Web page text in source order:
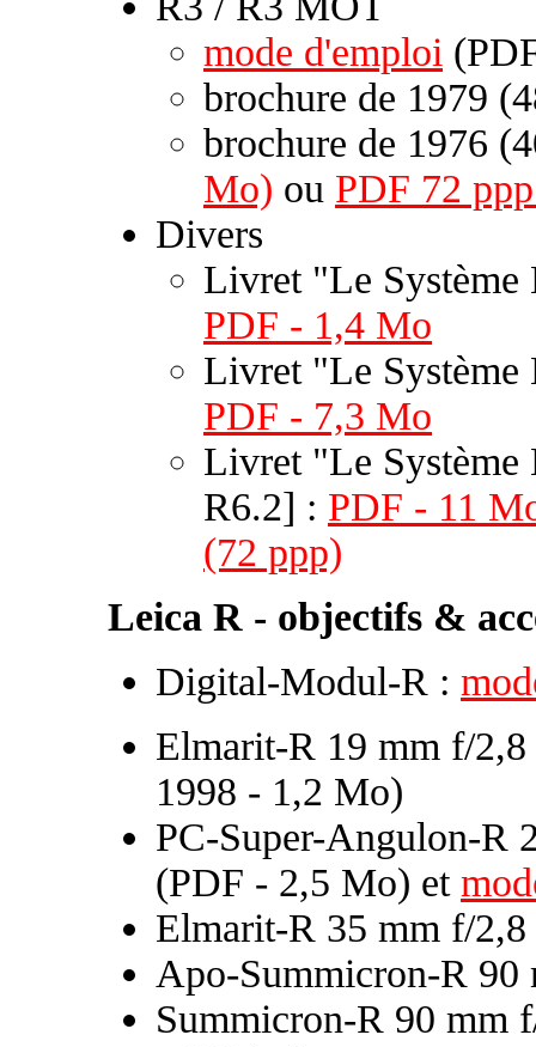
mode d'emploi
brochure de 1979
brochure de 1976
Mo) ou PDF 72
Divers
Livret "Le
PDF - 1,4 Mo
Livret "Le
PDF - 7,3 Mo
Livret "Le
R6.2] : PDF - 11
(72 ppp)
Leica R - objectifs &
Digital-Modul-R :
Elmarit-R 19 mm f/
1998 - 1,2 Mo)
PC-Super-Angulon-R
(PDF - 2,5 Mo) et
Elmarit-R 35 mm f/
Apo-Summicron-R
Summicron-R 90 mm